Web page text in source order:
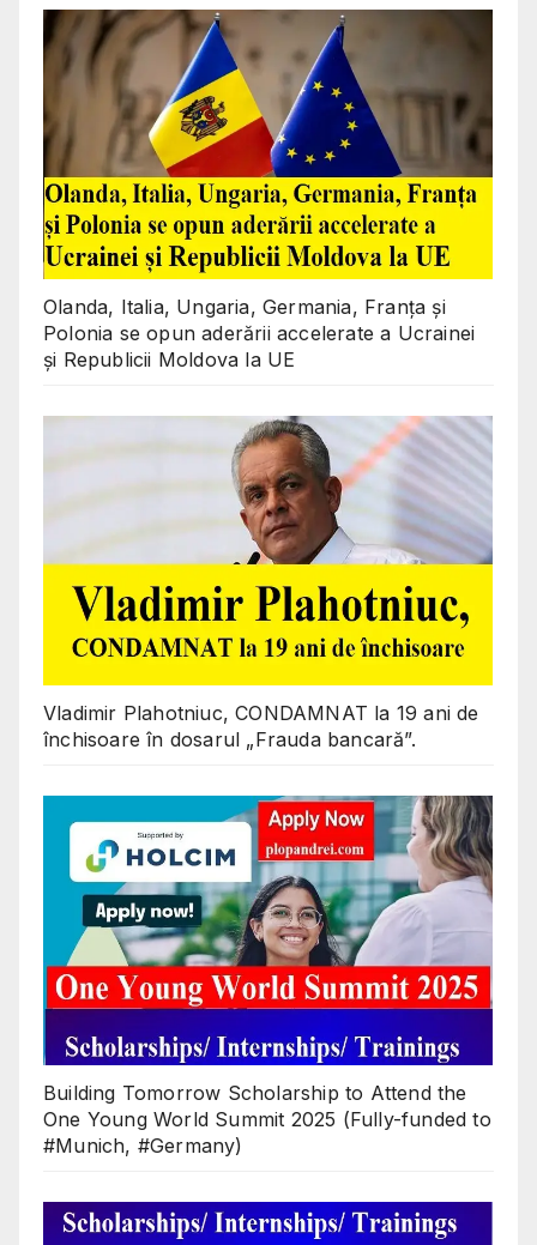
Olanda, Italia, Ungaria, Germania, Franța și
Polonia se opun aderării accelerate a Ucrainei
și Republicii Moldova la UE
Vladimir Plahotniuc, CONDAMNAT la 19 ani de
închisoare în dosarul „Frauda bancară”.
Building Tomorrow Scholarship to Attend the
One Young World Summit 2025 (Fully-funded to
#Munich, #Germany)